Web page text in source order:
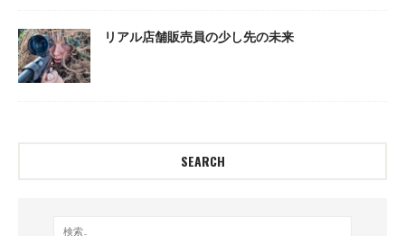
リアル店舗販売員の少し先の未来
SEARCH